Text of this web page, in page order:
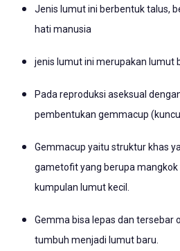
Jenis lumut ini berbentuk talus,
hati manusia
jenis lumut ini merupakan lumut
Pada reproduksi aseksual
pembentukan gemmacup
Gemmacup yaitu struktur khas
gametofit yang berupa
kumpulan lumut kecil.
Gemma bisa lepas dan tersebar
tumbuh menjadi lumut baru.